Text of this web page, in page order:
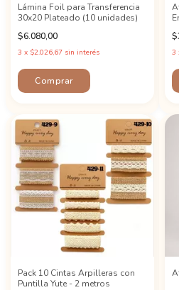
Lámina Foil para Transferencia
30x20 Plateado (10 unidades)
$6.080,00
3 x $2.026,67 sin interés 3
Pack 10 Cintas Arpilleras con
Puntilla Yute - 2 metros